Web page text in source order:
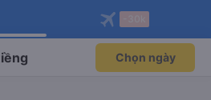
Vexere ngay!
thành viên độc
Mở app
đặt vé máy bay qua
Mở app
Chọn ngày